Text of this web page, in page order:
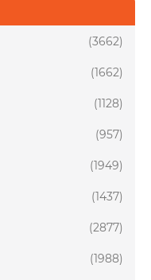
(3662)
(1662)
(1128)
(957)
(1949)
(1437)
(2877)
(1988)